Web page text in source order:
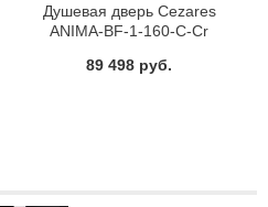
Душевая дверь Cezares
ANIMA-BF-1-160-C-Cr
89 498 руб.